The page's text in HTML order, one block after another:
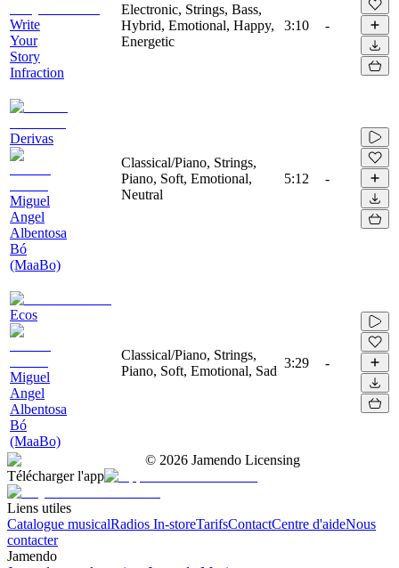
Write
Your
Story
Infraction
Electronic, Strings, Bass,
Hybrid, Emotional, Happy,
Energetic
3:10 -
Derivas
Miguel
Angel
Albentosa
Bó
(MaaBo)
Classical/Piano, Strings,
Piano, Soft, Emotional,
Neutral
5:12 -
Ecos
Miguel
Angel
Albentosa
Bó
(MaaBo)
Classical/Piano, Strings,
Piano, Soft, Emotional, Sad
3:29 -
© 2026 Jamendo Licensing
Télécharger l'app
Liens utiles
Catalogue musicalRadios In-storeTarifsContactCentre d'aideNous
contacter
Jamendo